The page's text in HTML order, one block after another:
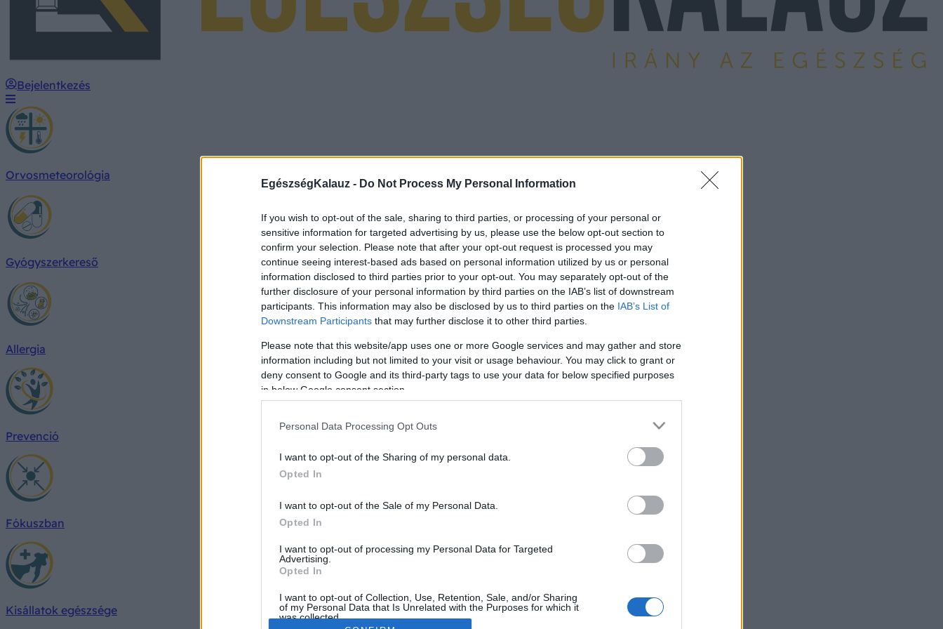
EgészségKalauz - Do Not Process My Personal Information
If you wish to opt-out of the sale, sharing to third parties, or processing of your personal or
sensitive information for targeted advertising by us, please use the below opt-out section to
confirm your selection. Please note that after your opt-out request is processed you may
continue seeing interest-based ads based on personal information utilized by us or personal
information disclosed to third parties prior to your opt-out. You may separately opt-out of the
further disclosure of your personal information by third parties on the IAB’s list of downstream
participants. This information may also be disclosed by us to third parties on the IAB’s List of
Downstream Participants that may further disclose it to other third parties.
Please note that this website/app uses one or more Google services and may gather and store
information including but not limited to your visit or usage behaviour. You may click to grant or
deny consent to Google and its third-party tags to use your data for below specified purposes
in below Google consent section.
Personal Data Processing Opt Outs
I want to opt-out of the Sharing of my personal data.
Opted In
I want to opt-out of the Sale of my Personal Data.
Opted In
I want to opt-out of processing my Personal Data for Targeted
Advertising.
Opted In
I want to opt-out of Collection, Use, Retention, Sale, and/or Sharing
of my Personal Data that Is Unrelated with the Purposes for which it
was collected.
Bejelentkezés
Orvosmeteorológia
Gyógyszerkereső
Allergia
Prevenció
Fókuszban
Kisállatok egészsége